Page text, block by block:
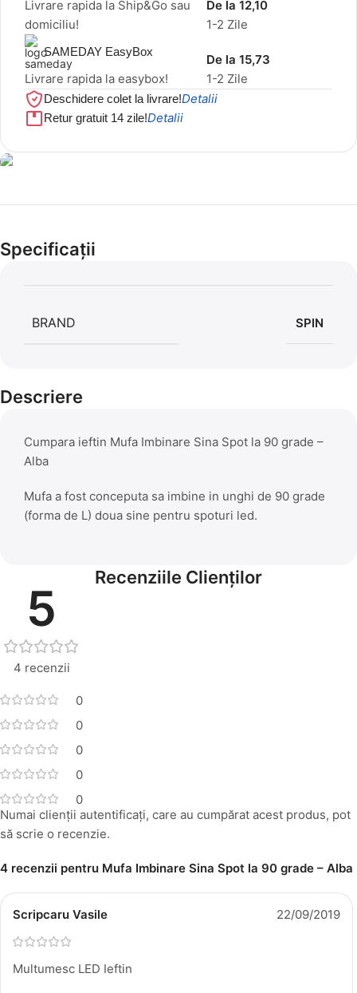
Livrare rapida la Ship&Go sau
domiciliu!
1-2 Zile
De la 12,10
SAMEDAY EasyBox
Livrare rapida la easybox! 1-2 Zile
De la 15,73
Deschidere colet la livrare!Detalii
Retur gratuit 14 zile!Detalii
Cel mai mic preț!
56,86 LEI
Specificații
BRAND SPIN
Descriere
Cumpara ieftin Mufa Imbinare Sina Spot la 90 grade –
Alba
Mufa a fost conceputa sa imbine in unghi de 90 grade
(forma de L) doua sine pentru spoturi led.
Recenziile Clienților
5
4 recenzii
0
0
0
0
0
4 recenzii pentru Mufa Imbinare Sina Spot la 90 grade – Alba
Scripcaru Vasile 22/09/2019
Multumesc LED Ieftin
Numai clienții autentificați, care au cumpărat acest produs, pot
să scrie o recenzie.